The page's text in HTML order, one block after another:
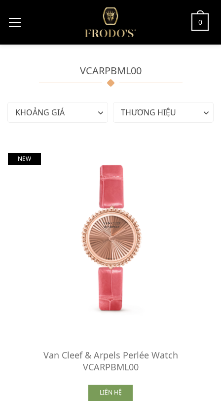
0
VCARPBML00
KHOẢNG GIÁ THƯƠNG HIỆU
NEW
Van Cleef & Arpels Perlée Watch
VCARPBML00
LIÊN HỆ